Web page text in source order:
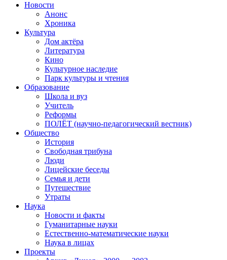
Новости
Анонс
Хроника
Культура
Дом актёра
Литература
Кино
Культурное наследие
Парк культуры и чтения
Образование
Школа и вуз
Учитель
Реформы
ПОЛЁТ (научно-педагогический вестник)
Общество
История
Свободная трибуна
Люди
Лицейские беседы
Семья и дети
Путешествие
Утраты
Наука
Новости и факты
Гуманитарные науки
Естественно-математические науки
Наука в лицах
Проекты